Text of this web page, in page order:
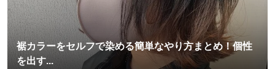
裾カラーをセルフで染める簡単なやり方まとめ！個性
を出す...